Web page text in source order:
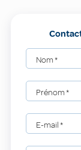
Nom*
Prénom*
E-mail*